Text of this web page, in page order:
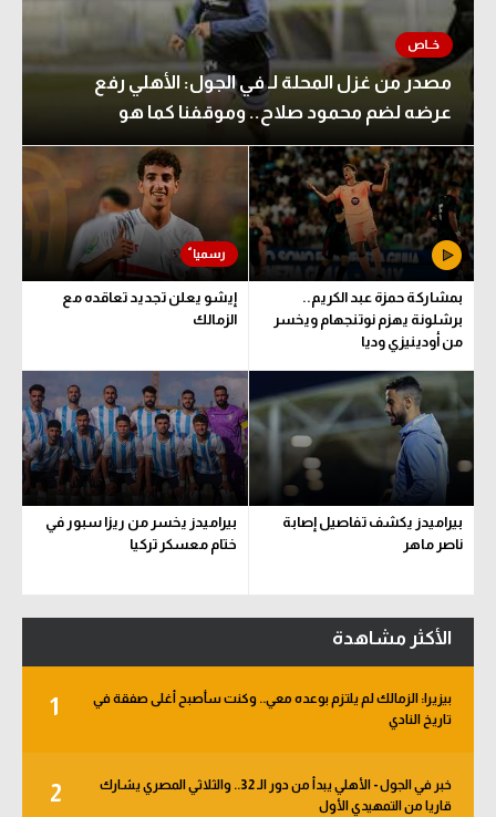
مصدر من غزل المحلة لـ في الجول: الأهلي رفع
عرضه لضم محمود صلاح.. وموقفنا كما هو
بمشاركة حمزة عبد الكريم..
برشلونة يهزم نوتنجهام ويخسر
من أودينيزي وديا
إيشو يعلن تجديد تعاقده مع
الزمالك
بيراميدز يكشف تفاصيل إصابة
ناصر ماهر
بيراميدز يخسر من ريزا سبور في
ختام معسكر تركيا
الأكثر مشاهدة
1
بيزيرا: الزمالك لم يلتزم بوعده معي.. وكنت سأصبح أغلى صفقة في
تاريخ النادي
2
خبر في الجول - الأهلي يبدأ من دور الـ 32.. والثلاثي المصري يشارك
قاريا من التمهيدي الأول